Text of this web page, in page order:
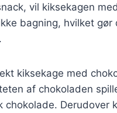
vil kiksekagen
bagning, hvilket
kiksekage med
af chokoladen
chokolade. Derudover